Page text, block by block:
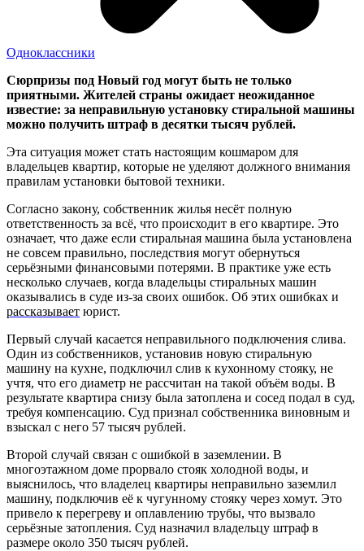
Одноклассники
Сюрпризы под Новый год могут быть не только
приятными. Жителей страны ожидает неожиданное
известие: за неправильную установку стиральной машины
можно получить штраф в десятки тысяч рублей.
Эта ситуация может стать настоящим кошмаром для
владельцев квартир, которые не уделяют должного внимания
правилам установки бытовой техники.
Согласно закону, собственник жилья несёт полную
ответственность за всё, что происходит в его квартире. Это
означает, что даже если стиральная машина была установлена
не совсем правильно, последствия могут обернуться
серьёзными финансовыми потерями. В практике уже есть
несколько случаев, когда владельцы стиральных машин
оказывались в суде из-за своих ошибок. Об этих ошибках и
рассказывает юрист.
Первый случай касается неправильного подключения слива.
Один из собственников, установив новую стиральную
машину на кухне, подключил слив к кухонному стояку, не
учтя, что его диаметр не рассчитан на такой объём воды. В
результате квартира снизу была затоплена и сосед подал в суд,
требуя компенсацию. Суд признал собственника виновным и
взыскал с него 57 тысяч рублей.
Второй случай связан с ошибкой в заземлении. В
многоэтажном доме прорвало стояк холодной воды, и
выяснилось, что владелец квартиры неправильно заземлил
машину, подключив её к чугунному стояку через хомут. Это
привело к перегреву и оплавлению трубы, что вызвало
серьёзные затопления. Суд назначил владельцу штраф в
размере около 350 тысяч рублей.